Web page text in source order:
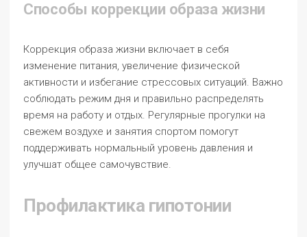
Способы коррекции образа жизни
Коррекция образа жизни включает в себя
изменение питания, увеличение физической
активности и избегание стрессовых ситуаций. Важно
соблюдать режим дня и правильно распределять
время на работу и отдых. Регулярные прогулки на
свежем воздухе и занятия спортом помогут
поддерживать нормальный уровень давления и
улучшат общее самочувствие.
Профилактика гипотонии